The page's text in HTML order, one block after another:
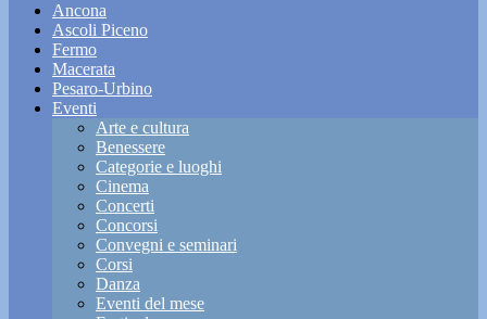
Ancona
Ascoli Piceno
Fermo
Macerata
Pesaro-Urbino
Eventi
Arte e cultura
Benessere
Categorie e luoghi
Cinema
Concerti
Concorsi
Convegni e seminari
Corsi
Danza
Eventi del mese